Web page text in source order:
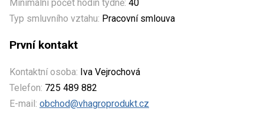
Minimální počet hodin týdně: 40
Typ smluvního vztahu: Pracovní smlouva
První kontakt
Kontaktní osoba: Iva Vejrochová
Telefon: 725 489 882
E-mail: obchod@vhagroprodukt.cz